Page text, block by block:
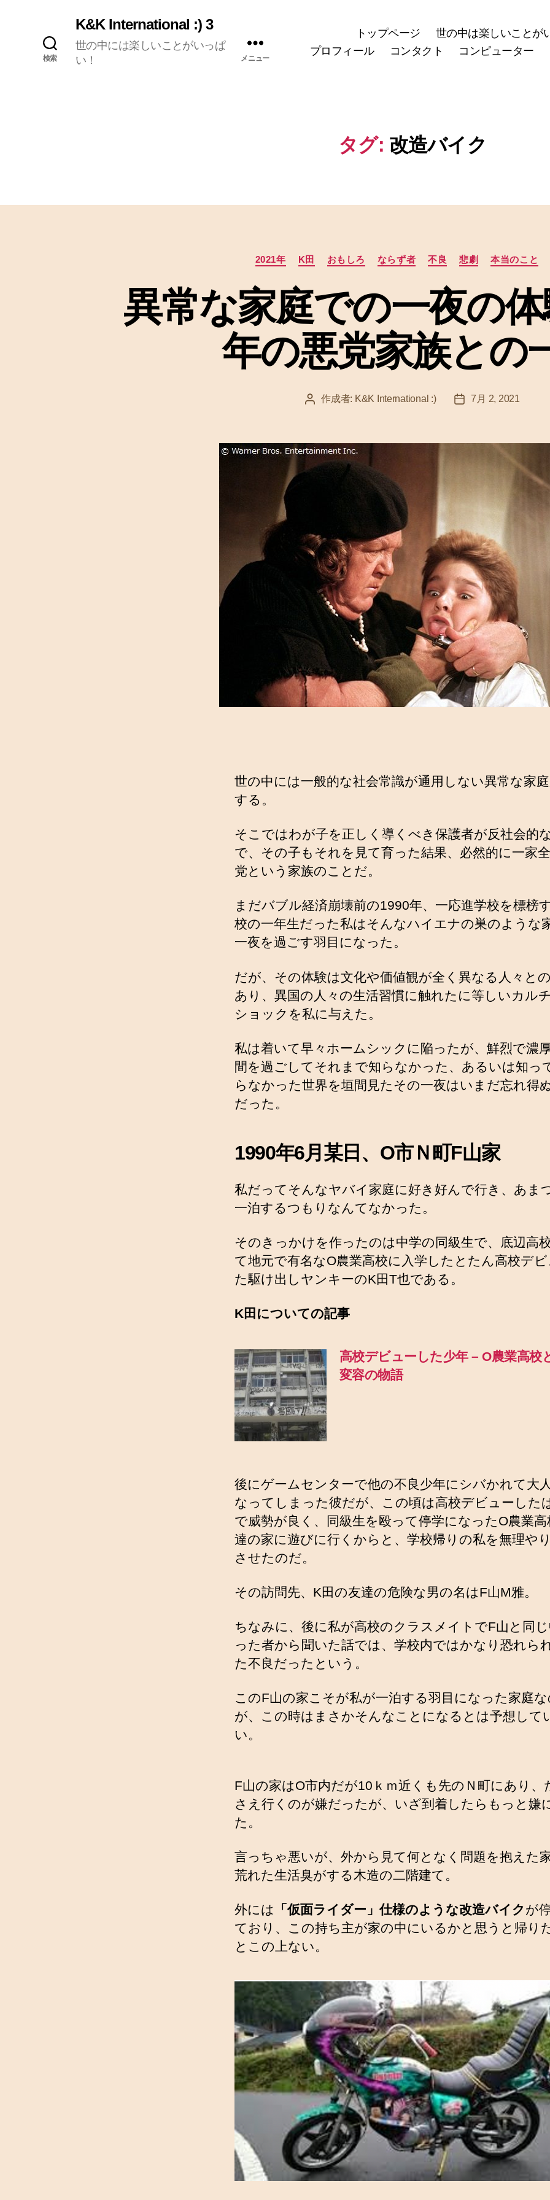
検索
K&K International :) 3
世の中には楽しいことがいっぱ
い！
メニュー
トップページ
世の中は楽しいことが
プロフィール
コンタクト コンピューター
タグ: 改造バイク
カ
テ
ー
2021年 K田 おもしろ ならず者 不良 悲劇 本当のこと
異常な家庭での一夜の
年の悪党家族との
投
作成者: K&K International :)
投
7月 2, 2021
世の中には一般的な社会常識が通用しない異常な家
する。
そこではわが子を正しく導くべき保護者が反社会的
で、その子もそれを見て育った結果、必然的に一家
党という家族のことだ。
まだバブル経済崩壊前の1990年、一応進学校を標榜
校の一年生だった私はそんなハイエナの巣のような
一夜を過ごす羽目になった。
だが、その体験は文化や価値観が全く異なる人々と
あり、異国の人々の生活習慣に触れたに等しいカル
ショックを私に与えた。
私は着いて早々ホームシックに陥ったが、鮮烈で濃
間を過ごしてそれまで知らなかった、あるいは知っ
らなかった世界を垣間見たその一夜はいまだ忘れ得
だった。
1990年6月某日、O市Ｎ町F山家
私だってそんなヤバイ家庭に好き好んで行き、あま
一泊するつもりなんてなかった。
そのきっかけを作ったのは中学の同級生で、底辺高
て地元で有名なO農業高校に入学したとたん高校デ
た駆け出しヤンキーのK田T也である。
K田についての記事
高校デビューした少年 – O農業高校
変容の物語
後にゲームセンターで他の不良少年にシバかれて大
なってしまった彼だが、この頃は高校デビューした
で威勢が良く、同級生を殴って停学になったO農業
達の家に遊びに行くからと、学校帰りの私を無理や
させたのだ。
その訪問先、K田の友達の危険な男の名はF山M雅。
ちなみに、後に私が高校のクラスメイトでF山と同
った者から聞いた話では、学校内ではかなり恐れら
た不良だったという。
このF山の家こそが私が一泊する羽目になった家庭
が、この時はまさかそんなことになるとは予想して
い。
F山の家はO市内だが10ｋｍ近くも先のＮ町にあり、
さえ行くのが嫌だったが、いざ到着したらもっと嫌
た。
言っちゃ悪いが、外から見て何となく問題を抱えた
荒れた生活臭がする木造の二階建て。
外には 「仮面ライダー」仕様のような改造バイクが
ており、この持ち主が家の中にいるかと思うと帰り
とこの上ない。